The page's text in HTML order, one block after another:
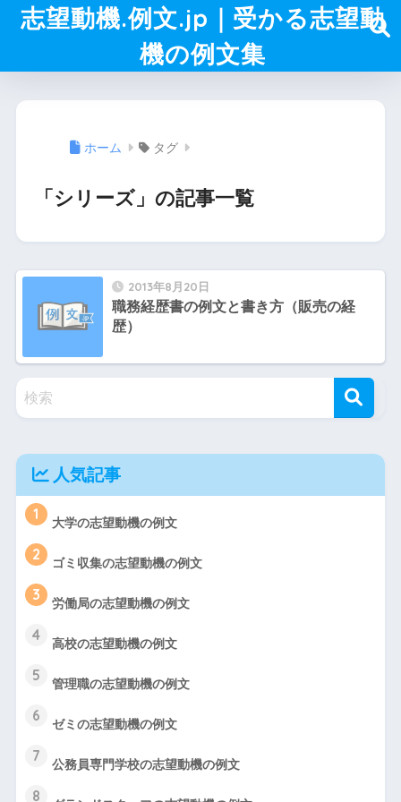
志望動機.例文.jp｜受かる志望動
機の例文集
ホーム タグ
「シリーズ」の記事一覧
2013年8月20日
職務経歴書の例文と書き方（販売の経
歴）
人気記事
1 大学の志望動機の例文
2 ゴミ収集の志望動機の例文
3 労働局の志望動機の例文
4 高校の志望動機の例文
5 管理職の志望動機の例文
6 ゼミの志望動機の例文
7 公務員専門学校の志望動機の例文
8